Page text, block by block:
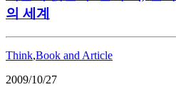
의 세계
Think,Book and Article
2009/10/27